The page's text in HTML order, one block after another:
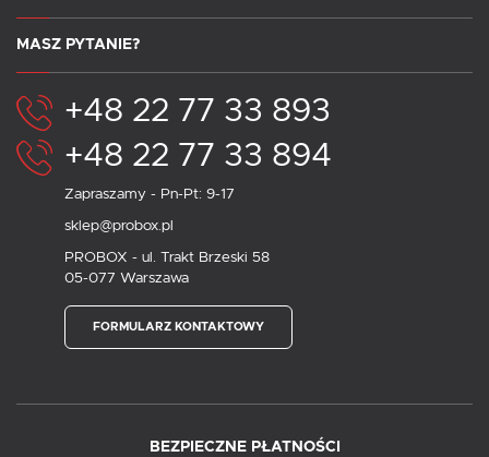
MASZ PYTANIE?
+48 22 77 33 893
+48 22 77 33 894
Zapraszamy - Pn-Pt: 9-17
sklep@probox.pl
PROBOX - ul. Trakt Brzeski 58
05-077 Warszawa
FORMULARZ KONTAKTOWY
BEZPIECZNE PŁATNOŚCI